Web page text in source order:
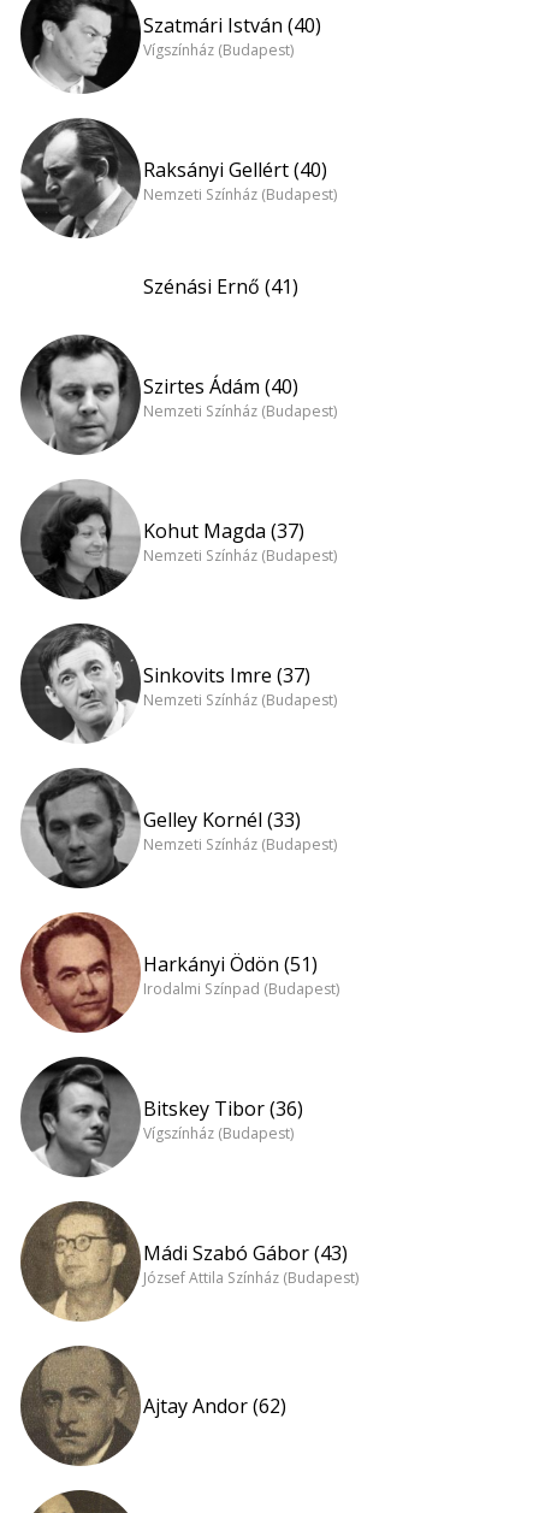
Szatmári István (40)
Vígszínház (Budapest)
Raksányi Gellért (40)
Nemzeti Színház (Budapest)
Szénási Ernő (41)
Szirtes Ádám (40)
Nemzeti Színház (Budapest)
Kohut Magda (37)
Nemzeti Színház (Budapest)
Sinkovits Imre (37)
Nemzeti Színház (Budapest)
Gelley Kornél (33)
Nemzeti Színház (Budapest)
Harkányi Ödön (51)
Irodalmi Színpad (Budapest)
Bitskey Tibor (36)
Vígszínház (Budapest)
Mádi Szabó Gábor (43)
József Attila Színház (Budapest)
Ajtay Andor (62)